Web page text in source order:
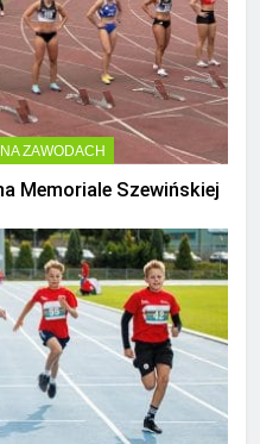
NA ZAWODACH
Udany występ Radomian na Memoriale Szewińskiej